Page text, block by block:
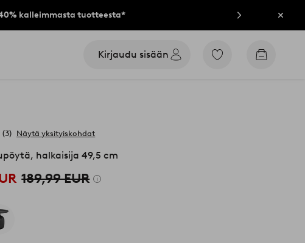
kalleimmasta tuotteesta* Sulje
Kirjaudu sisään
Siirry
Siirry
3 Näytä yksityiskohdat
halkaisija 49,5 cm
189,99 EUR